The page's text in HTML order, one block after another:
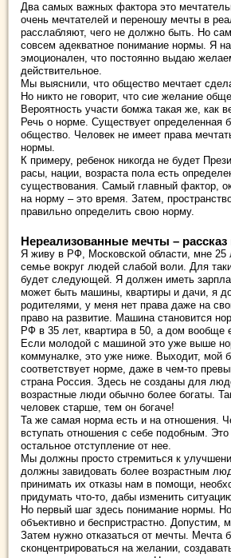
Два самых важных фактора это
очень мечтателей и переношу мечты в
расслабляют, чего не должно быть. Но
совсем адекватное понимание нормы. Я
эмоционален, что постоянно выдаю
действительное.
Мы выяснили, что общество мечтает
Но никто не говорит, что сие желание
Вероятность участи бомжа такая же, как
Речь о норме. Существует определенная
общество. Человек не имеет права
нормы.
К примеру, ребенок никогда не будет
расы, нации, возраста пола есть
существования. Самый главный фактор,
на норму – это время. Затем,
правильно определить свою норму.
Нереализованные мечты –
Я живу в РФ, Московской области, мне 25
семье вокруг людей слабой воли. Для
будет следующей. Я должен иметь
может быть машины, квартиры и дачи, я
родителями, у меня нет права даже на
право на развитие. Машина становится
РФ в 35 лет, квартира в 50, а дом вообще
Если молодой с машиной это уже выше
коммуналке, это уже ниже. Выходит, мой
соответствует норме, даже в чем-то
страна Россия. Здесь не созданы для
возрастные люди обычно более богаты.
человек старше, тем он богаче!
Та же самая норма есть и на отношения.
вступать отношения с себе подобным.
остальное отступление от нее.
Мы должны просто стремиться к
должны завидовать более возрастным
принимать их отказы нам в помощи,
придумать что-то, дабы изменить
Но первый шаг здесь понимание нормы.
объективно и беспристрастно. Допустим,
Затем нужно отказаться от мечты. Мечта
сконцентрироваться на желании,